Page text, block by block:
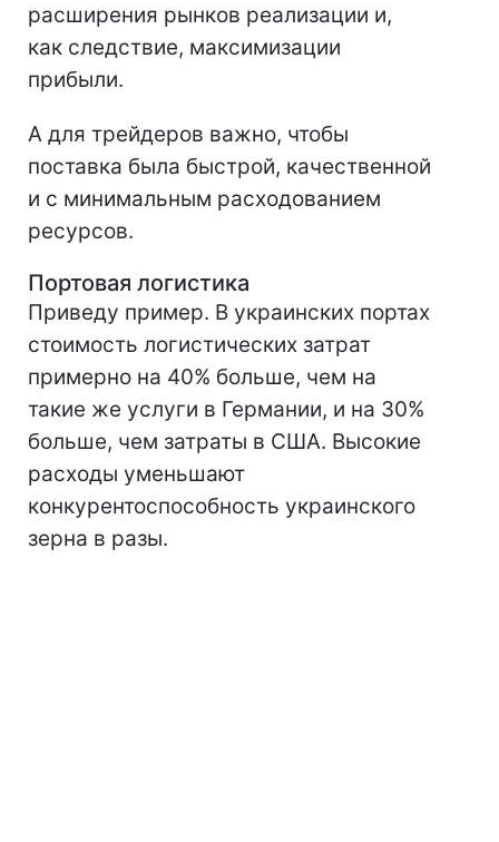
расширения рынков реализации и,
как следствие, максимизации
прибыли.
А для трейдеров важно, чтобы
поставка была быстрой, качественной
и с минимальным расходованием
ресурсов.
Портовая логистика
Приведу пример. В украинских портах
стоимость логистических затрат
примерно на 40% больше, чем на
такие же услуги в Германии, и на 30%
больше, чем затраты в США. Высокие
расходы уменьшают
конкурентоспособность украинского
зерна в разы.